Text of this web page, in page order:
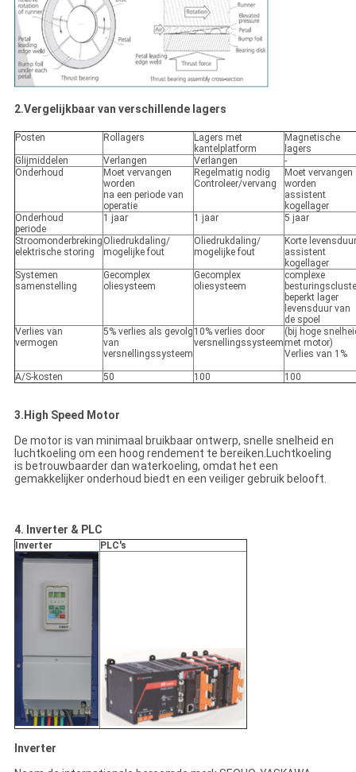
2.Vergelijkbaar van verschillende lagers
Posten Rollagers
Lagers met
kantelplatform
Magnetische
lagers
Glijmiddelen
Verlangen Verlangen
-
Onderhoud
Moet vervangen
worden
na een periode van
operatie
Regelmatig nodig
Controleer/vervang
Moet vervangen
worden
assistent
kogellager
Onderhoud
periode
1 jaar 1 jaar 5 jaar
Stroomonderbreking
elektrische storing
Oliedrukdaling/
mogelijke fout
Oliedrukdaling/
mogelijke fout
Korte levensduur
assistent
kogellager
Systemen
samenstelling
Gecomplex
oliesysteem
Gecomplex
oliesysteem
complexe
beperkt lager
levensduur van
de spoel
Verlies van
vermogen
5% verlies als gevolg
van
versnellingssysteem
10% verlies door
versnellingssysteem
(bij hoge
met motor)
Verlies van 1%
A/S-kosten 50 100 100
3.High Speed Motor
De motor is van minimaal bruikbaar ontwerp, snelle snelheid en
luchtkoeling om een hoog rendement te bereiken.Luchtkoeling
is betrouwbaarder dan waterkoeling, omdat het een
gemakkelijker onderhoud biedt en een veiliger gebruik belooft.
4. Inverter & PLC
Inverter PLC's
Inverter